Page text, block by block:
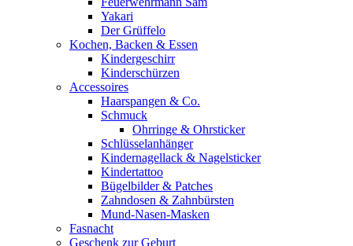
Yakari
Der Grüffelo
Kochen, Backen & Essen
Kindergeschirr
Kinderschürzen
Accessoires
Haarspangen & Co.
Schmuck
Ohrringe & Ohrsticker
Schlüsselanhänger
Kindernagellack & Nagelsticker
Kindertattoo
Bügelbilder & Patches
Zahndosen & Zahnbürsten
Mund-Nasen-Masken
Fasnacht
Geschenk zur Geburt